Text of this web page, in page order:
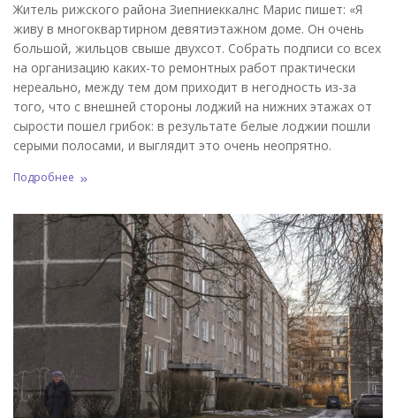
Житель рижского района Зиепниеккалнс Марис пишет: «Я
живу в многоквартирном девятиэтажном доме. Он очень
большой, жильцов свыше двухсот. Собрать подписи со всех
на организацию каких-то ремонтных работ практически
нереально, между тем дом приходит в негодность из-за
того, что с внешней стороны лоджий на нижних этажах от
сырости пошел грибок: в результате белые лоджии пошли
серыми полосами, и выглядит это очень неопрятно.
Подробнее